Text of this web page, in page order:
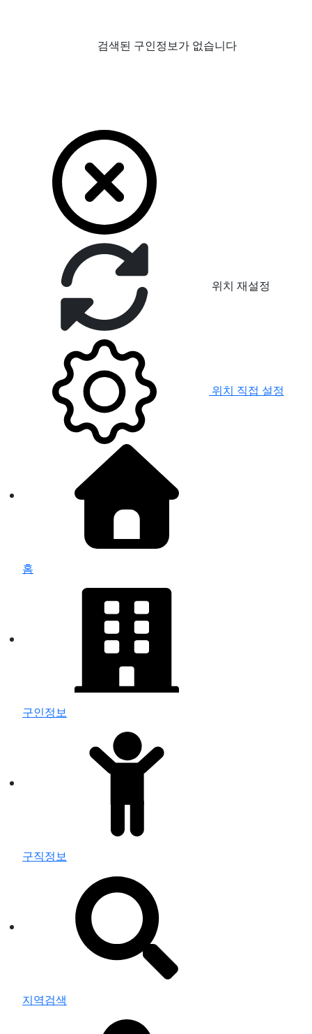
검색된 구인정보가 없습니다
위치 재설정
위치 직접 설정
홈
구인정보
구직정보
지역검색